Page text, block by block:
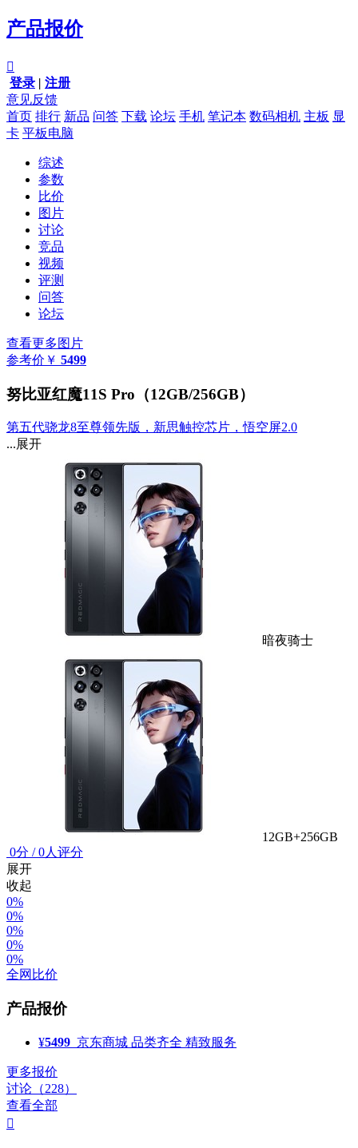
产品报价

登录 | 注册
意见反馈
首页 排行 新品 问答 下载 论坛 手机 笔记本 数码相机 主板 显
卡 平板电脑
综述
参数
比价
图片
讨论
竞品
视频
评测
问答
论坛
查看更多图片
参考价 ￥ 5499
努比亚红魔11S Pro（12GB/256GB）
第五代骁龙8至尊领先版，新思触控芯片，悟空屏2.0
...展开
暗夜骑士
12GB+256GB
0分 /0人评分
展开
收起
0%
0%
0%
0%
0%
全网比价
产品报价
¥5499 京东商城 品类齐全 精致服务
更多报价
讨论（228）
查看全部
